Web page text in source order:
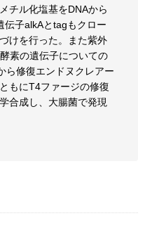
チル化塩基をDNAから
伝子alkAとtagもクロー
けを行った。また紫外
素の遺伝子についての
ら修復エンドヌクレアー
もにT4ファージの修復
合成し、大腸菌で発現